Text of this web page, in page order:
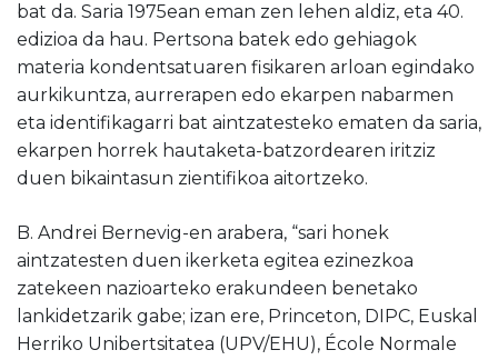
bat da. Saria 1975ean eman zen lehen aldiz, eta 40.
edizioa da hau. Pertsona batek edo gehiagok
materia kondentsatuaren fisikaren arloan egindako
aurkikuntza, aurrerapen edo ekarpen nabarmen
eta identifikagarri bat aintzatesteko ematen da saria,
ekarpen horrek hautaketa-batzordearen iritziz
duen bikaintasun zientifikoa aitortzeko.
B. Andrei Bernevig-en arabera, “sari honek
aintzatesten duen ikerketa egitea ezinezkoa
zatekeen nazioarteko erakundeen benetako
lankidetzarik gabe; izan ere, Princeton, DIPC, Euskal
Herriko Unibertsitatea (UPV/EHU), École Normale